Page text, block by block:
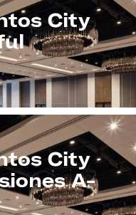
City
City
A-